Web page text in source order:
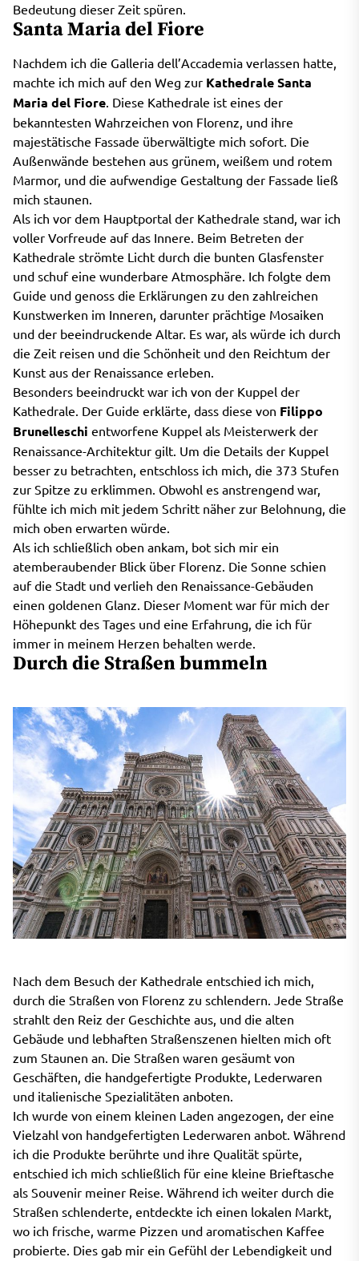
Bedeutung dieser Zeit spüren.
Santa Maria del Fiore
Nachdem ich die Galleria dell’Accademia verlassen hatte,
machte ich mich auf den Weg zur Kathedrale Santa
Maria del Fiore. Diese Kathedrale ist eines der
bekanntesten Wahrzeichen von Florenz, und ihre
majestätische Fassade überwältigte mich sofort. Die
Außenwände bestehen aus grünem, weißem und rotem
Marmor, und die aufwendige Gestaltung der Fassade ließ
mich staunen.
Als ich vor dem Hauptportal der Kathedrale stand, war ich
voller Vorfreude auf das Innere. Beim Betreten der
Kathedrale strömte Licht durch die bunten Glasfenster
und schuf eine wunderbare Atmosphäre. Ich folgte dem
Guide und genoss die Erklärungen zu den zahlreichen
Kunstwerken im Inneren, darunter prächtige Mosaiken
und der beeindruckende Altar. Es war, als würde ich durch
die Zeit reisen und die Schönheit und den Reichtum der
Kunst aus der Renaissance erleben.
Besonders beeindruckt war ich von der Kuppel der
Kathedrale. Der Guide erklärte, dass diese von Filippo
Brunelleschi entworfene Kuppel als Meisterwerk der
Renaissance-Architektur gilt. Um die Details der Kuppel
besser zu betrachten, entschloss ich mich, die 373 Stufen
zur Spitze zu erklimmen. Obwohl es anstrengend war,
fühlte ich mich mit jedem Schritt näher zur Belohnung, die
mich oben erwarten würde.
Als ich schließlich oben ankam, bot sich mir ein
atemberaubender Blick über Florenz. Die Sonne schien
auf die Stadt und verlieh den Renaissance-Gebäuden
einen goldenen Glanz. Dieser Moment war für mich der
Höhepunkt des Tages und eine Erfahrung, die ich für
immer in meinem Herzen behalten werde.
Durch die Straßen bummeln
Nach dem Besuch der Kathedrale entschied ich mich,
durch die Straßen von Florenz zu schlendern. Jede Straße
strahlt den Reiz der Geschichte aus, und die alten
Gebäude und lebhaften Straßenszenen hielten mich oft
zum Staunen an. Die Straßen waren gesäumt von
Geschäften, die handgefertigte Produkte, Lederwaren
und italienische Spezialitäten anboten.
Ich wurde von einem kleinen Laden angezogen, der eine
Vielzahl von handgefertigten Lederwaren anbot. Während
ich die Produkte berührte und ihre Qualität spürte,
entschied ich mich schließlich für eine kleine Brieftasche
als Souvenir meiner Reise. Während ich weiter durch die
Straßen schlenderte, entdeckte ich einen lokalen Markt,
wo ich frische, warme Pizzen und aromatischen Kaffee
probierte. Dies gab mir ein Gefühl der Lebendigkeit und